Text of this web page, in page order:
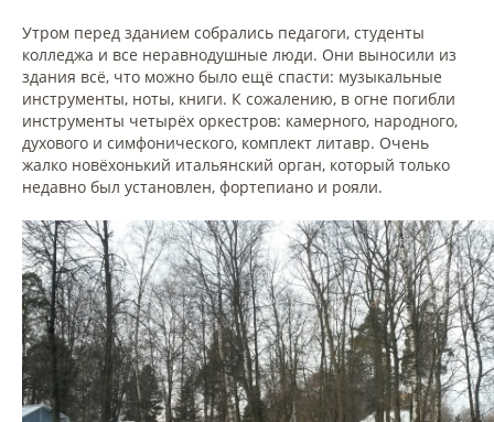
Утром перед зданием собрались педагоги, студенты
колледжа и все неравнодушные люди. Они выносили из
здания всё, что можно было ещё спасти: музыкальные
инструменты, ноты, книги. К сожалению, в огне погибли
инструменты четырёх оркестров: камерного, народного,
духового и симфонического, комплект литавр. Очень
жалко новёхонький итальянский орган, который только
недавно был установлен, фортепиано и рояли.